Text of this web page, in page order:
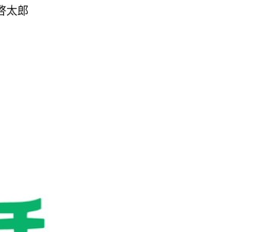
太郎